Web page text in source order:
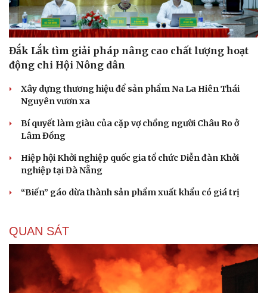
Đắk Lắk tìm giải pháp nâng cao chất lượng hoạt
động chi Hội Nông dân
Xây dựng thương hiệu để sản phẩm Na La Hiên Thái
Nguyên vươn xa
Bí quyết làm giàu của cặp vợ chồng người Châu Ro ở
Lâm Đồng
Hiệp hội Khởi nghiệp quốc gia tổ chức Diễn đàn Khởi
nghiệp tại Đà Nẵng
“Biến” gáo dừa thành sản phẩm xuất khẩu có giá trị
QUAN SÁT